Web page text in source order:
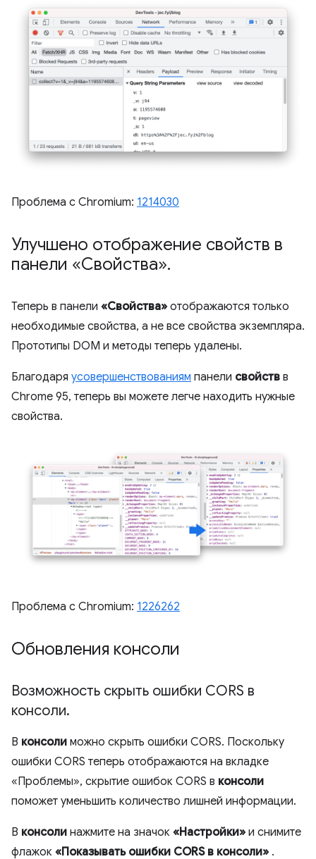
Проблема с Chromium: 1214030
Улучшено отображение свойств в
панели «Свойства».
Теперь в панели «Свойства» отображаются только
необходимые свойства, а не все свойства экземпляра.
Прототипы DOM и методы теперь удалены.
Благодаря усовершенствованиям панели свойств в
Chrome 95, теперь вы можете легче находить нужные
свойства.
Проблема с Chromium: 1226262
Обновления консоли
Возможность скрыть ошибки CORS в
консоли.
В консоли можно скрыть ошибки CORS. Поскольку
ошибки CORS теперь отображаются на вкладке
«Проблемы», скрытие ошибок CORS в консоли
поможет уменьшить количество лишней информации.
В консоли нажмите на значок «Настройки» и снимите
флажок «Показывать ошибки CORS в консоли» .